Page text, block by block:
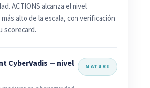
ACTIONS alcanza el nivel
más alto de la escala, con verificación
scorecard.
CyberVadis — nivel
MATURE